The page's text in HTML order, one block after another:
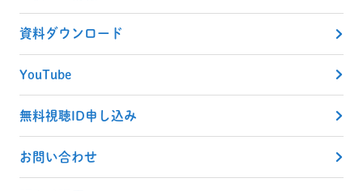
資料ダウンロード
YouTube
無料視聴ID申し込み
お問い合わせ